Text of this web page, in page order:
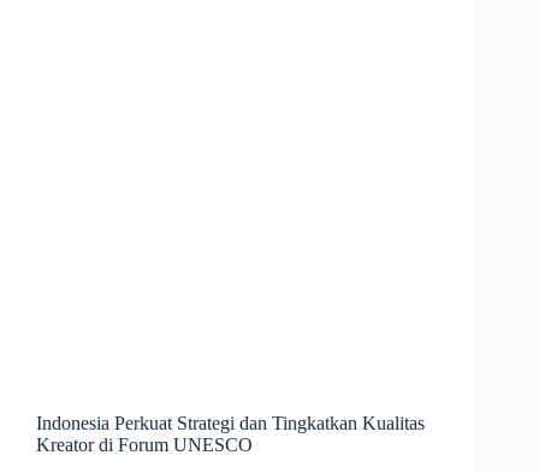
Indonesia Perkuat Strategi dan Tingkatkan Kualitas
Kreator di Forum UNESCO